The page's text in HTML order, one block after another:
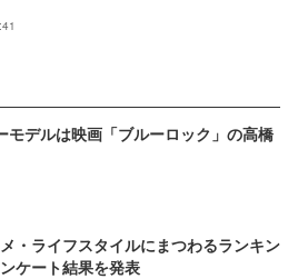
モデルは映画「ブルーロック」の高橋
・ライフスタイルにまつわるランキン
ケート結果を発表